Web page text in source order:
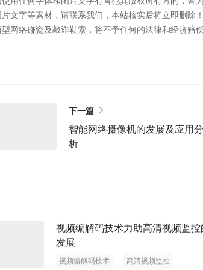
文字等素材，请联系我们，本站核实后将立即删除
网络碰瓷及敲诈勒索，将不予任何的法律和经济赔
下一篇
智能网络摄像机的发展及应用分
析
视频编解码技术力助高清视频监控
发展
视频编解码技术 高清视频监控